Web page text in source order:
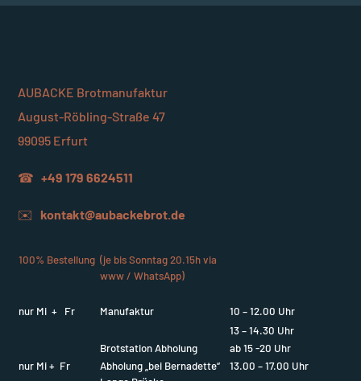
AUBACKE Brotmanufaktur
August-Röbling-Straße 47
99095 Erfurt
☎+49 179 6624511
✉️kontakt@aubackebrot.de
100% Bestellung (je bis Sonntag 20.15h via
www / WhatsApp)
nur Mi + Fr Manufaktur
10 – 12.00 Uhr
13 – 14.30 Uhr
Brotstation Abholung
ab 15 -20 Uhr
nur Mi + Fr
Abholung „bei Bernadette“
13.00 – 17.00 Uhr